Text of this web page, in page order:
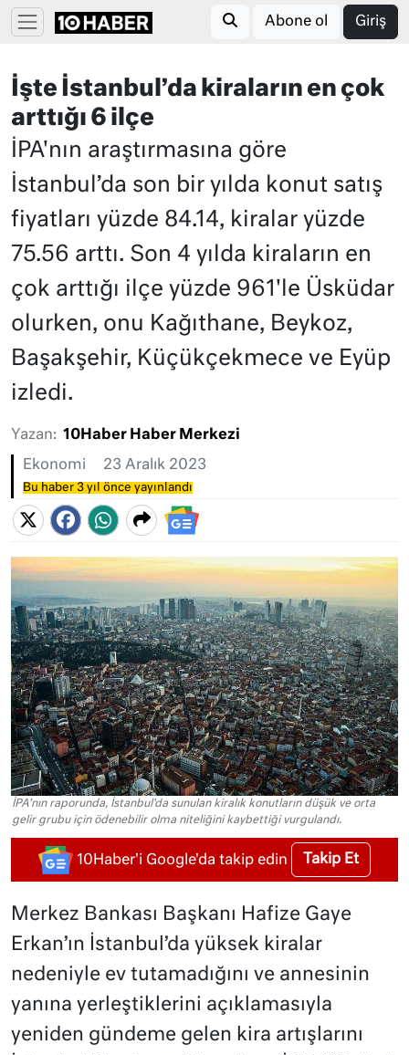
Abone ol Giriş
İşte İstanbul’da kiraların en çok
arttığı 6 ilçe
İPA'nın araştırmasına göre
İstanbul’da son bir yılda konut satış
fiyatları yüzde 84.14, kiralar yüzde
75.56 arttı. Son 4 yılda kiraların en
çok arttığı ilçe yüzde 961'le Üsküdar
olurken, onu Kağıthane, Beykoz,
Başakşehir, Küçükçekmece ve Eyüp
izledi.
Yazan: 10Haber Haber Merkezi
Ekonomi 23 Aralık 2023
Bu haber 3 yıl önce yayınlandı
İPA'nın raporunda, İstanbul'da sunulan kiralık konutların düşük ve orta
gelir grubu için ödenebilir olma niteliğini kaybettiği vurgulandı.
10Haber'i Google'da takip edin Takip Et
Merkez Bankası Başkanı Hafize Gaye
Erkan’ın İstanbul’da yüksek kiralar
nedeniyle ev tutamadığını ve annesinin
yanına yerleştiklerini açıklamasıyla
yeniden gündeme gelen kira artışlarını